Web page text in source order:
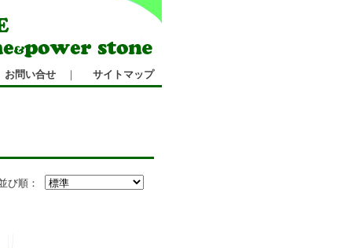
お問い合せ ｜ サイトマップ
び順：